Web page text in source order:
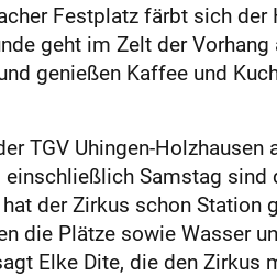
Festplatz färbt sich
geht im Zelt der Vorhang
genießen Kaffee und
TGV Uhingen-
Samstag
der Zirkus schon
die Plätze sowie Wasser
Elke Dite, die den Zirkus